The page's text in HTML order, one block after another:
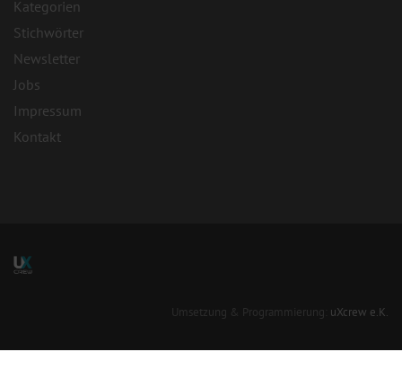
Kategorien
Stichwörter
Newsletter
Jobs
Impressum
Kontakt
Umsetzung & Programmierung: uXcrew e.K.